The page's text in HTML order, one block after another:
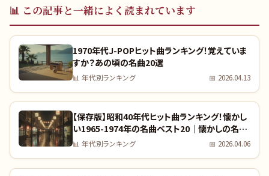
📊 この記事と一緒によく読まれています
1970年代J-POPヒット曲ランキング！覚えていま
すか？あの頃の名曲20選
📊 年代別ランキング 📅 2026.04.13
【保存版】昭和40年代ヒット曲ランキング！懐かし
い1965-1974年の名曲ベスト20｜懐かしの名曲
完全リスト
📊 年代別ランキング 📅 2026.04.06